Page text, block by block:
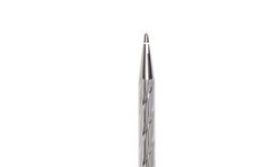
ТОВАР ОТСУТСТВУЕТ